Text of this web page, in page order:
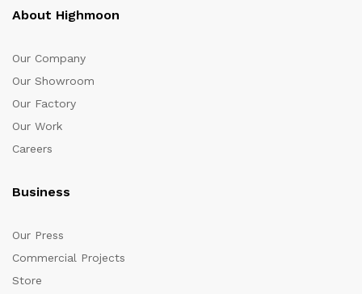
About Highmoon
Our Company
Our Showroom
Our Factory
Our Work
Careers
Business
Our Press
Commercial Projects
Store